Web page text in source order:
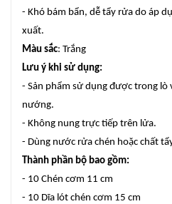
- Khó bám bẩn, dễ tẩy rửa do áp
xuất.
Màu sắc: Trắng
Lưu ý khi sử dụng:
- Sản phẩm sử dụng được trong lò
nướng.
- Không nung trực tiếp trên lửa.
- Dùng nước rửa chén hoặc chất
Thành phần bộ bao gồm:
- 10 Chén cơm 11 cm
- 10 Dĩa lót chén cơm 15 cm